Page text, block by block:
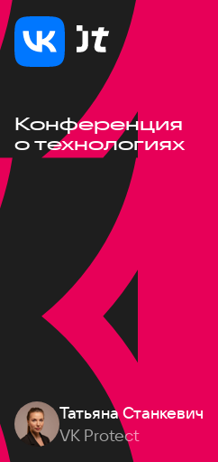
Конференция
о технологиях
Татьяна Станкевич
VK Protect